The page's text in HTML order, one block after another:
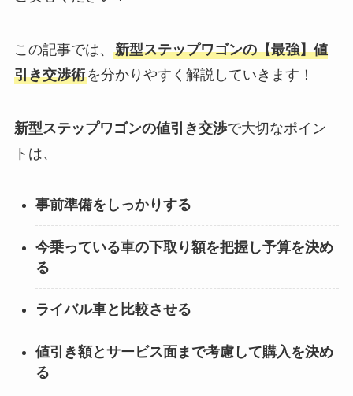
この記事では、 新型ステップワゴンの【最強】値
引き交渉術を分かりやすく解説していきます！
新型ステップワゴンの値引き交渉で大切なポイン
トは、
事前準備をしっかりする
今乗っている車の下取り額を把握し予算を決め
る
ライバル車と比較させる
値引き額とサービス面まで考慮して購入を決め
る